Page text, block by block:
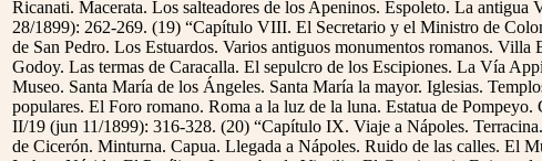
Ricanati. Macerata. Los salteadores de los Apeninos. Espoleto. La
28/1899): 262-269. (19) “Capítulo VIII. El Secretario y el Ministro de
de San Pedro. Los Estuardos. Varios antiguos monumentos romanos.
Godoy. Las termas de Caracalla. El sepulcro de los Escipiones. La Vía
Museo. Santa María de los Ángeles. Santa María la mayor. Iglesias.
populares. El Foro romano. Roma a la luz de la luna. Estatua de
II/19 (jun 11/1899): 316-328. (20) “Capítulo IX. Viaje a Nápoles.
de Cicerón. Minturna. Capua. Llegada a Nápoles. Ruido de las calles. El